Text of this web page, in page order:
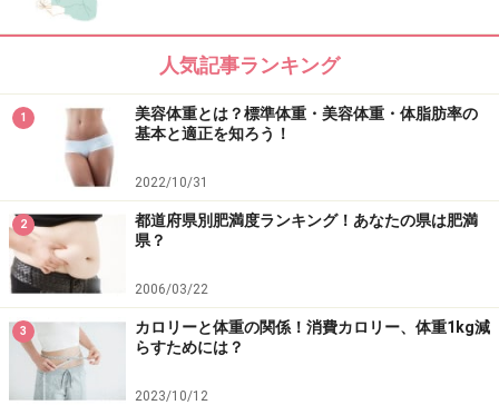
人気記事ランキング
1
美容体重とは？標準体重・美容体重・体脂肪率の
基本と適正を知ろう！
2022/10/31
2
都道府県別肥満度ランキング！あなたの県は肥満
県？
2006/03/22
3
カロリーと体重の関係！消費カロリー、体重1kg減
らすためには？
2023/10/12